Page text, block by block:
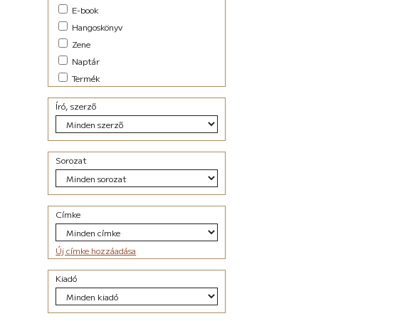
Családregény (11)
dark academia (1)
dark-romance (7)
Disztópia (6)
Életrajz (25)
Erotikus (28)
Ezotéria/Horoszkóp (2)
Fantasy (41)
Fikció (50)
Filozófia (2)
Groteszk (4)
Gyűjtemény (27)
Humor (33)
Interjú (2)
Ismeretterjesztő (13)
Kaland (21)
Kisregény (10)
Krimi (50)
Lélektani regény (26)
E-book
Hangoskönyv
Zene
Naptár
Termék
Író, szerző
Sorozat
Címke
Új címke hozzáadása
Kiadó